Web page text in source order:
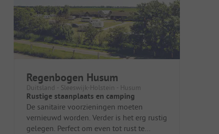
Regenbogen Husum
Duitsland - Sleeswijk-Holstein - Husum
Rustige staanplaats en camping
De sanitaire voorzieningen moeten
vernieuwd worden. Verder is het erg rustig
gelegen. Perfect om even tot rust te